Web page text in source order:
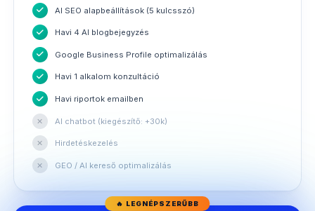
AI SEO alapbeállítások (5 kulcsszó)
Havi 4 AI blogbejegyzés
Google Business Profile optimalizálás
Havi 1 alkalom konzultáció
Havi riportok emailben
✕ AI chatbot (kiegészítő: +30k)
✕ Hirdetéskezelés
✕ GEO / AI kereső optimalizálás
🔥 LEGNÉPSZERŰBB